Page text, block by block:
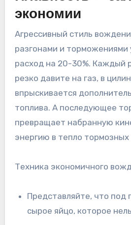
экономии
Агрессивный стиль
разгонами и торможениями
расход на 20-30%. Каждый
резко давите на газ, в
впрыскивается
топлива. А последующее
превращает набранную
энергию в тепло тормозных
Техника экономичного
Представляйте, что под педалью газа —
сырое яйцо, которое